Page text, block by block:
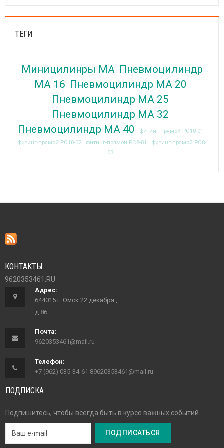
ТЕГИ
Миницилинры MA Пневмоцилиндр
МА 16 Пневмоцилиндр МА 20
Пневмоцилиндр МА 25
Пневмоцилиндр МА 32
Пневмоцилиндр МА 40
фитинг-прямой PC10-01
фитинг-прямой PC10-02
фитинг-прямой PC8-01
фитинг-прямой PC8-
03
КОНТАКТЫ
9620353461.RU
Адрес:
644015 г. Омск 22 декабря ,
д.86
Почта:
9620353461@mail.ru
Телефон:
+7 (962) 035-34-61 89620353461@mail.ru
ПОДПИСКА
Подпишитесь, чтобы всегда быть в курсе важных событий.